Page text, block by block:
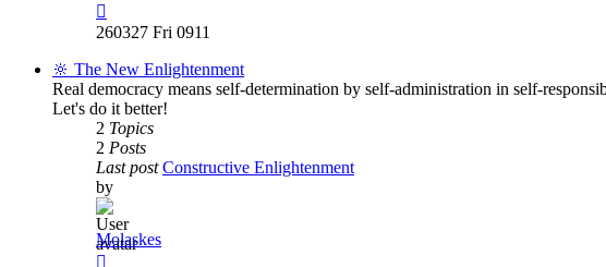
the
post
260327 Fri 0911
🔆 The New Enlightenment
Real democracy means self-determination by self-administration in self-
Let's do it better!
2 Topics
2 Posts
Last post Constructive Enlightenment
by
Molaskes